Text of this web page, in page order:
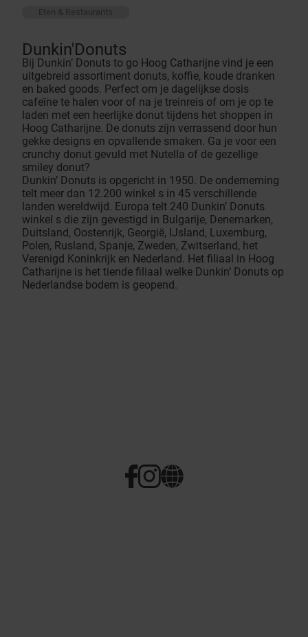
Eten & Restaurants
Dunkin'Donuts
Bij Dunkin’ Donuts to go Hoog Catharijne vind je een
uitgebreid assortiment donuts, koffie, koude dranken
en baked goods. Perfect om je dagelijkse dosis
cafeïne te halen voor of na je treinreis of om je op te
laden met een heerlijke donut tijdens het shoppen in
Hoog Catharijne. De donuts zijn verrassend door hun
gekke designs en opvallende smaken. Ga je voor een
crunchy donut gevuld met Nutella of de gezellige
smiley donut?
Dunkin’ Donuts is opgericht in 1950. De onderneming
telt meer dan 12.200 winkel s in 45 verschillende
landen wereldwijd. Europa telt 240 Dunkin’ Donuts
winkel s die zijn gevestigd in Bulgarije, Denemarken,
Duitsland, Oostenrijk, Georgië, IJsland, Luxemburg,
Polen, Rusland, Spanje, Zweden, Zwitserland, het
Verenigd Koninkrijk en Nederland. Het filiaal in Hoog
Catharijne is het tiende filiaal welke Dunkin’ Donuts op
Nederlandse bodem is geopend.